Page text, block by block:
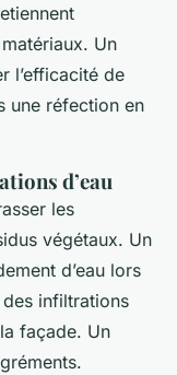
Un
l’efficacité de
une réfection en
d’eau
les
végétaux. Un
d’eau lors
infiltrations
façade. Un